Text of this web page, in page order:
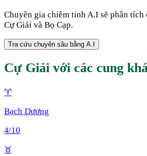
Chuyên gia chiêm tinh A.I sẽ phân
Cự Giải và Bọ Cạp.
Tra cứu chuyên sâu bằng A.I
Cự Giải với các cung
♈
Bạch Dương
4/10
♉